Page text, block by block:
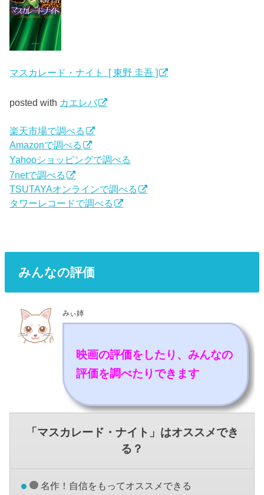
マスカレード・ナイト [ 東野 圭吾 ]
posted with カエレバ
楽天市場で調べる
Amazonで調べる
Yahooショッピングで調べる
7netで調べる
TSUTAYAオンラインで調べる
タワーレコードで調べる
みんなの評価
みぃ姉
映画の評価をしたり、みんなの
評価を調べたりできます
「マスカレード・ナイト」はオススメでき
る？
名作！自信をもってオススメできる